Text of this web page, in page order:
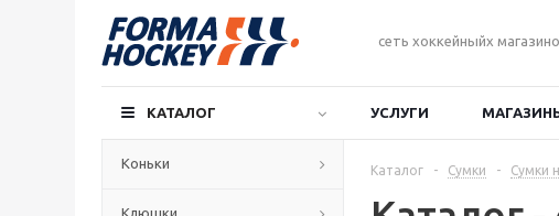
сеть хоккейныйх
КАТАЛОГ УСЛУГИ
Коньки
Клюшки
Каталог - Сумки - Сумки